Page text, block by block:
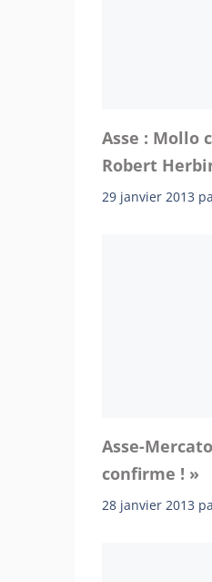
Asse : Mollo
Robert
29 janvier 2013
Asse-
confirme ! »
28 janvier 2013